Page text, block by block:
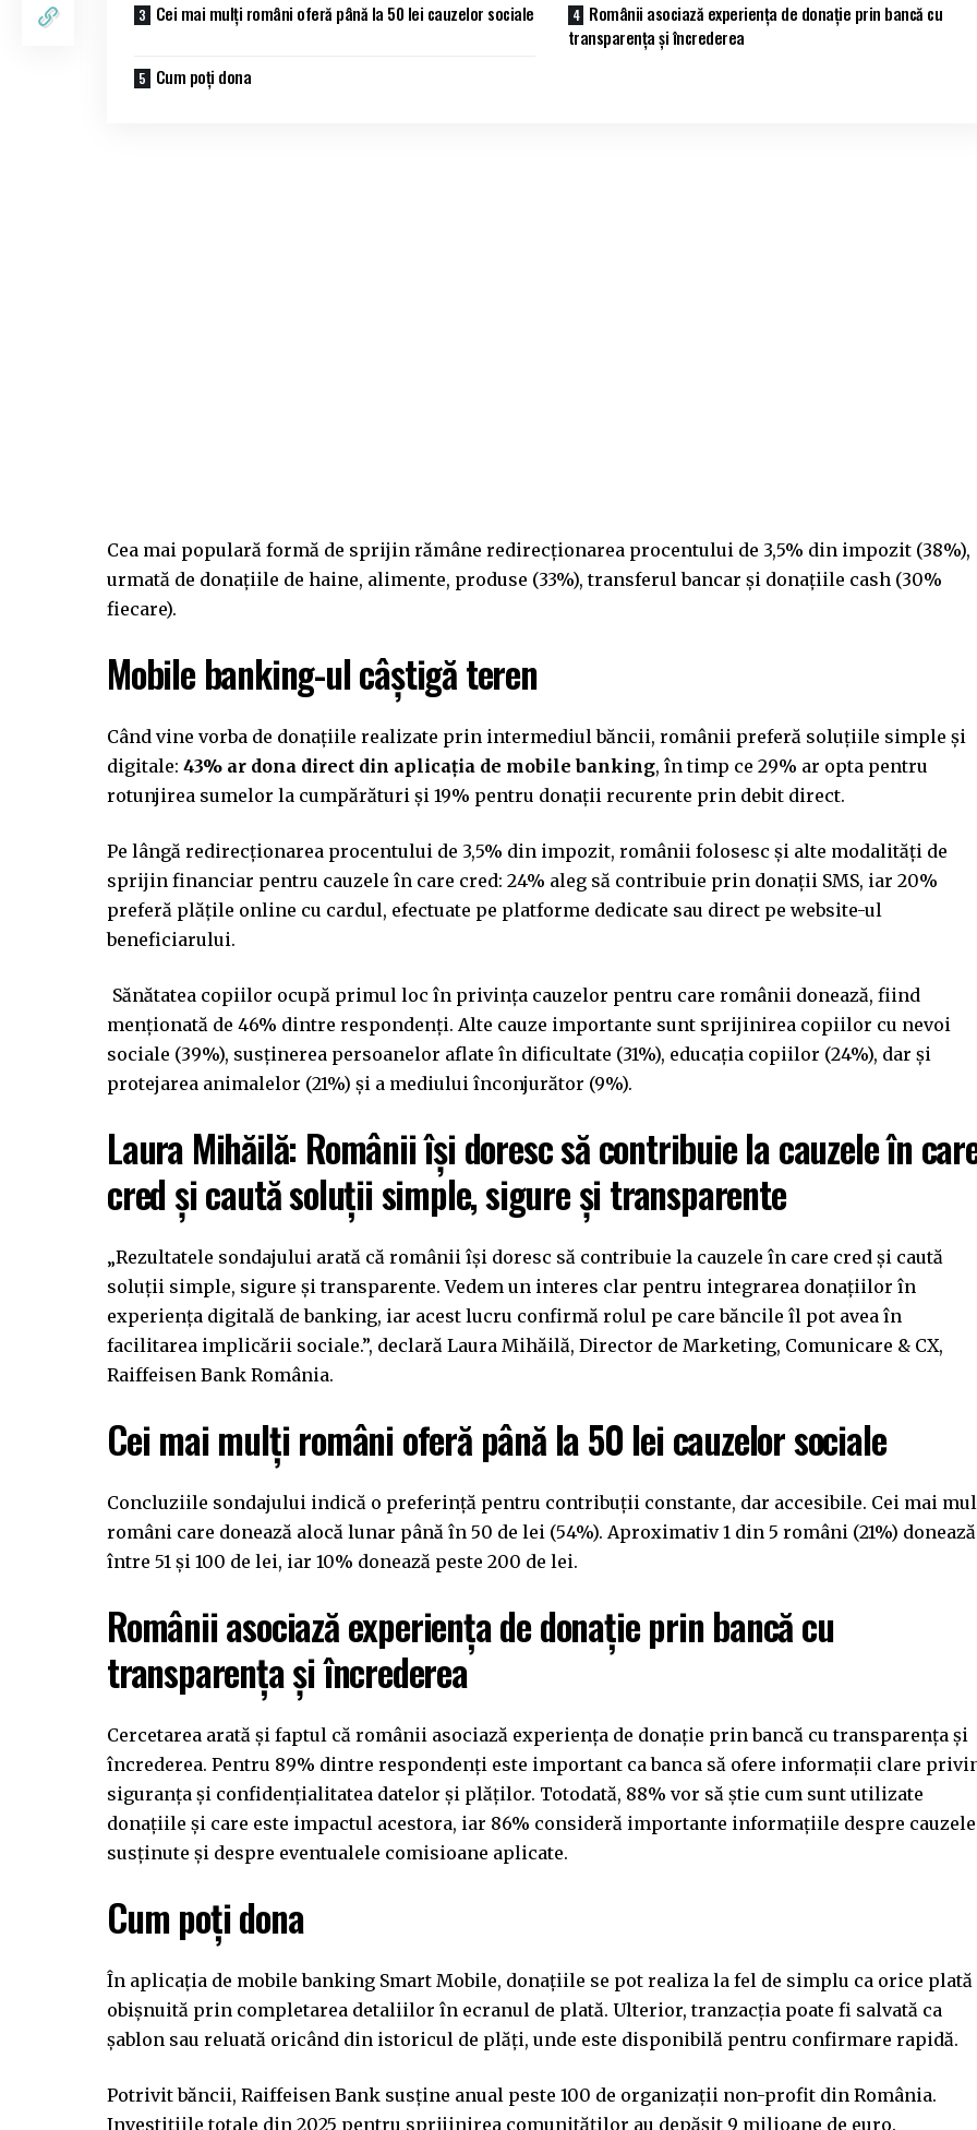
Cei mai mulți români oferă până la 50 lei cauzelor sociale
Românii asociază experiența de donație prin bancă cu
transparența și încrederea
Cum poți dona
Cea mai populară formă de sprijin rămâne redirecționarea procentului de 3,5% din impozit (38%),
urmată de donațiile de haine, alimente, produse (33%), transferul bancar și donațiile cash (30%
fiecare).
Mobile banking-ul câștigă teren
Când vine vorba de donațiile realizate prin intermediul băncii, românii preferă soluțiile simple și
digitale: 43% ar dona direct din aplicația de mobile banking, în timp ce 29% ar opta pentru
rotunjirea sumelor la cumpărături și 19% pentru donații recurente prin debit direct.
Pe lângă redirecționarea procentului de 3,5% din impozit, românii folosesc și alte modalități de
sprijin financiar pentru cauzele în care cred: 24% aleg să contribuie prin donații SMS, iar 20%
preferă plățile online cu cardul, efectuate pe platforme dedicate sau direct pe website-ul
beneficiarului.
Sănătatea copiilor ocupă primul loc în privința cauzelor pentru care românii donează, fiind
menționată de 46% dintre respondenți. Alte cauze importante sunt sprijinirea copiilor cu nevoi
sociale (39%), susținerea persoanelor aflate în dificultate (31%), educația copiilor (24%), dar și
protejarea animalelor (21%) și a mediului înconjurător (9%).
Laura Mihăilă: Românii își doresc să contribuie la cauzele în
cred și caută soluții simple, sigure și transparente
„Rezultatele sondajului arată că românii își doresc să contribuie la cauzele în care cred și caută
soluții simple, sigure și transparente. Vedem un interes clar pentru integrarea donațiilor în
experiența digitală de banking, iar acest lucru confirmă rolul pe care băncile îl pot avea în
facilitarea implicării sociale.”, declară Laura Mihăilă, Director de Marketing, Comunicare & CX,
Raiffeisen Bank România.
Cei mai mulți români oferă până la 50 lei cauzelor sociale
Concluziile sondajului indică o preferință pentru contribuții constante, dar accesibile. Cei mai
români care donează alocă lunar până în 50 de lei (54%). Aproximativ 1 din 5 români (21%) donează
între 51 și 100 de lei, iar 10% donează peste 200 de lei.
Românii asociază experiența de donație prin bancă cu
transparența și încrederea
Cercetarea arată și faptul că românii asociază experiența de donație prin bancă cu transparența și
încrederea. Pentru 89% dintre respondenți este important ca banca să ofere informații clare
siguranța și confidențialitatea datelor și plăților. Totodată, 88% vor să știe cum sunt utilizate
donațiile și care este impactul acestora, iar 86% consideră importante informațiile despre cauzele
susținute și despre eventualele comisioane aplicate.
Cum poți dona
În aplicația de mobile banking Smart Mobile, donațiile se pot realiza la fel de simplu ca orice plată
obișnuită prin completarea detaliilor în ecranul de plată. Ulterior, tranzacția poate fi salvată ca
șablon sau reluată oricând din istoricul de plăți, unde este disponibilă pentru confirmare rapidă.
Potrivit băncii, Raiffeisen Bank susține anual peste 100 de organizații non-profit din România.
Investițiile totale din 2025 pentru sprijinirea comunităților au depășit 9 milioane de euro.